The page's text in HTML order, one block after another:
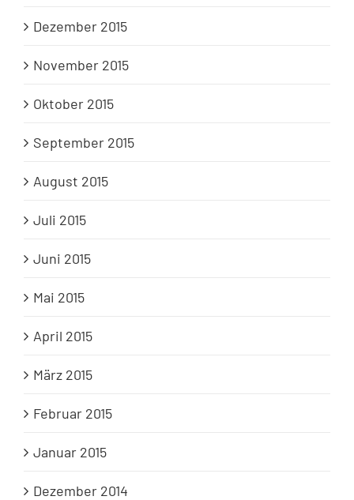
Dezember 2015
November 2015
Oktober 2015
September 2015
August 2015
Juli 2015
Juni 2015
Mai 2015
April 2015
März 2015
Februar 2015
Januar 2015
Dezember 2014